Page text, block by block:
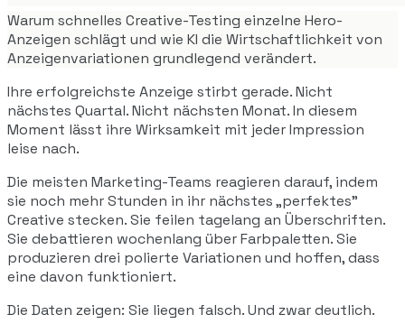
Warum schnelles Creative-Testing einzelne Hero-
Anzeigen schlägt und wie KI die Wirtschaftlichkeit von
Anzeigenvariationen grundlegend verändert.
Ihre erfolgreichste Anzeige stirbt gerade. Nicht
nächstes Quartal. Nicht nächsten Monat. In diesem
Moment lässt ihre Wirksamkeit mit jeder Impression
leise nach.
Die meisten Marketing-Teams reagieren darauf, indem
sie noch mehr Stunden in ihr nächstes „perfektes"
Creative stecken. Sie feilen tagelang an Überschriften.
Sie debattieren wochenlang über Farbpaletten. Sie
produzieren drei polierte Variationen und hoffen, dass
eine davon funktioniert.
Die Daten zeigen: Sie liegen falsch. Und zwar deutlich.